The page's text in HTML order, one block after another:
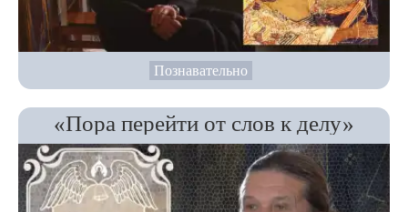
Познавательно
«Пора перейти от слов к делу»